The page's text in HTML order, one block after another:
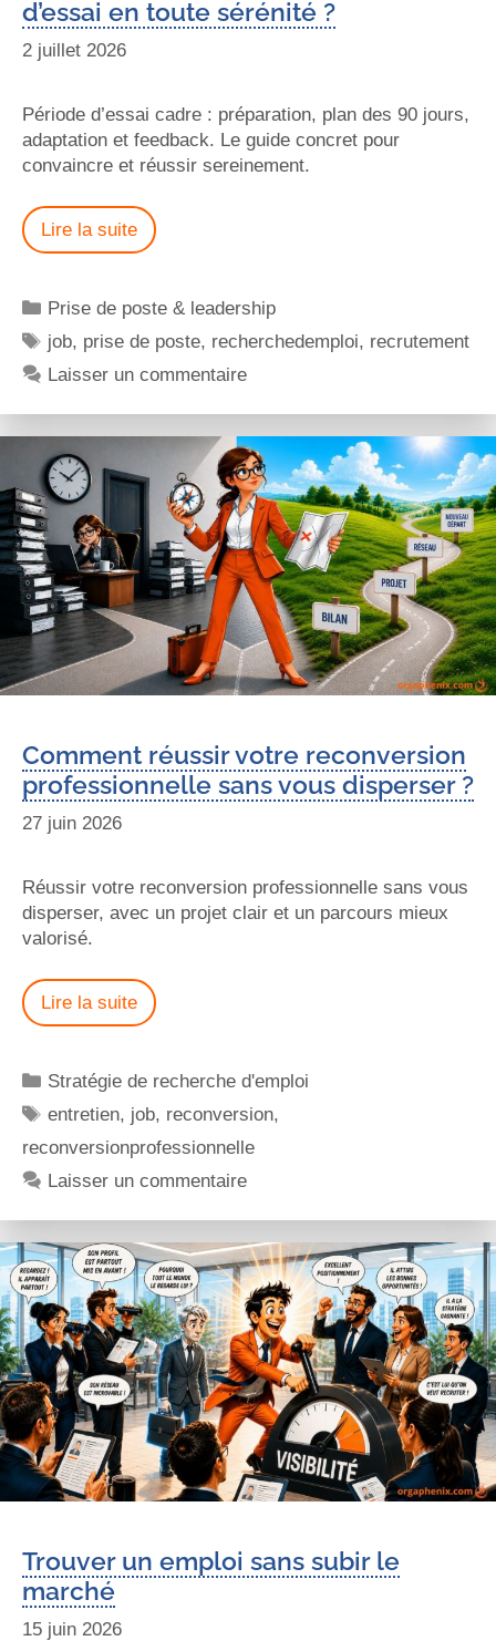
d’essai en toute sérénité ?
2 juillet 2026
Période d’essai cadre : préparation, plan des 90 jours,
adaptation et feedback. Le guide concret pour
convaincre et réussir sereinement.
Lire la suite
Prise de poste & leadership
job, prise de poste, recherchedemploi, recrutement
Laisser un commentaire
Comment réussir votre reconversion
professionnelle sans vous disperser ?
27 juin 2026
Réussir votre reconversion professionnelle sans vous
disperser, avec un projet clair et un parcours mieux
valorisé.
Lire la suite
Stratégie de recherche d'emploi
entretien, job, reconversion,
reconversionprofessionnelle
Laisser un commentaire
Trouver un emploi sans subir le
marché
15 juin 2026